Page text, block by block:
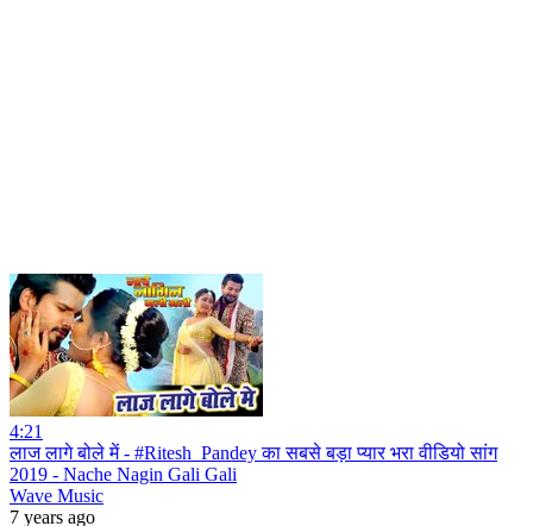
4:21
लाज लागे बोले में - #Ritesh_Pandey का सबसे बड़ा प्यार भरा वीडियो सांग
2019 - Nache Nagin Gali Gali
Wave Music
7 years ago